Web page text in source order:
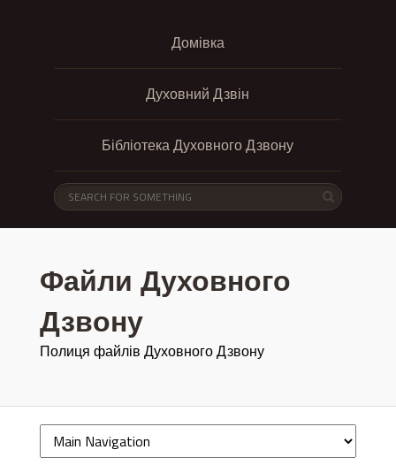
Домівка
Духовний Дзвін
Бібліотека Духовного Дзвону
Файли Духовного
Дзвону
Полиця файлів Духовного Дзвону